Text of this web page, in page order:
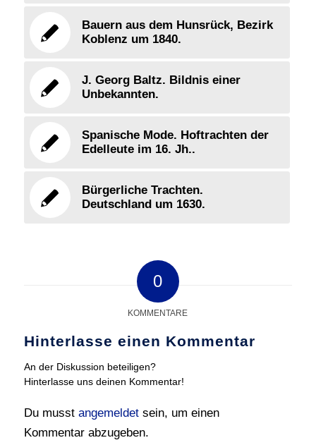
Bauern aus dem Hunsrück, Bezirk
Koblenz um 1840.
J. Georg Baltz. Bildnis einer
Unbekannten.
Spanische Mode. Hoftrachten der
Edelleute im 16. Jh..
Bürgerliche Trachten.
Deutschland um 1630.
0
KOMMENTARE
Hinterlasse einen Kommentar
An der Diskussion beteiligen?
Hinterlasse uns deinen Kommentar!
Du musst angemeldetsein, um einen
Kommentar abzugeben.